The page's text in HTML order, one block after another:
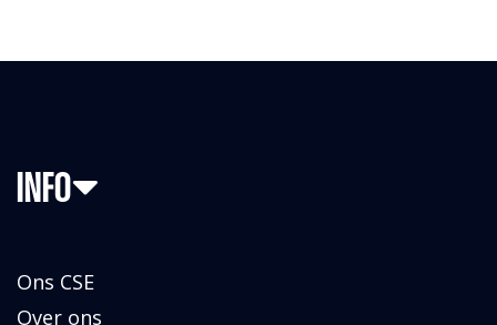
INFO
Ons CSE
Over ons